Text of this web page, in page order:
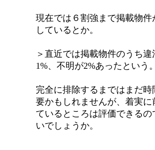
現在では６割強まで掲載物件
しているとか。
＞直近では掲載物件のうち違
1%、不明が2%あったという。
完全に排除するまではまだ時
要かもしれませんが、着実に
ているところは評価できるの
いでしょうか。